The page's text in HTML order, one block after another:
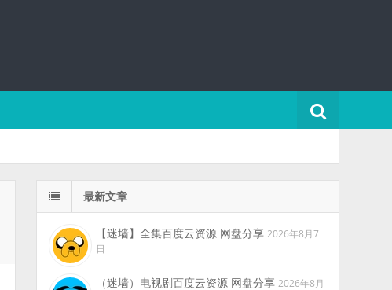
最新文章
【迷墙】全集百度云资源 网盘分享 2026年8月7
日
（迷墙）电视剧百度云资源 网盘分享 2026年8月